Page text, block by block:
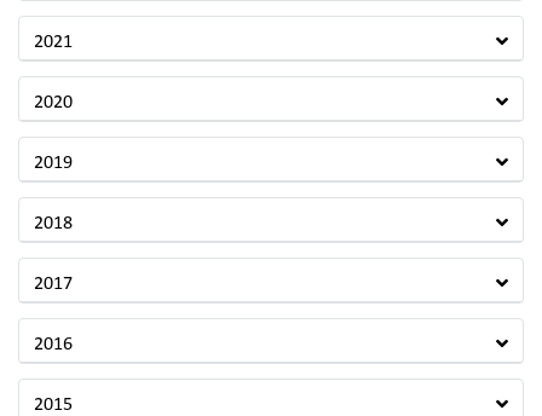
2021
2020
2019
2018
2017
2016
2015